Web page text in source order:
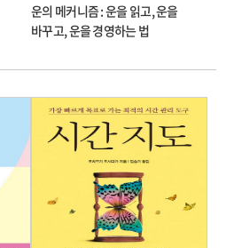
운의 메커니즘 : 운을 읽고, 운을
바꾸고, 운을 경영하는 법